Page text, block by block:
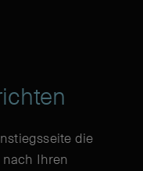
die
Ihren